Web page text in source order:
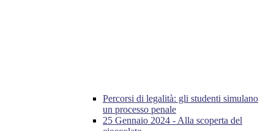
Percorsi di legalità: gli studenti simulano
un processo penale
25 Gennaio 2024 - Alla scoperta del